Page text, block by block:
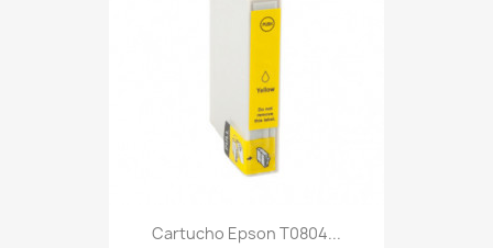
Cartucho Epson T0804...